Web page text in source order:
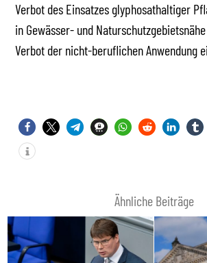
Verbot des Einsatzes glyphosathaltiger
in Gewässer- und
Verbot der nicht-beruflichen Anwendung
Ähnliche Beiträge